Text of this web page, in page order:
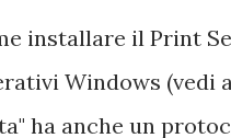
di VLC Pix
installare il Print
Windows
ha anche un